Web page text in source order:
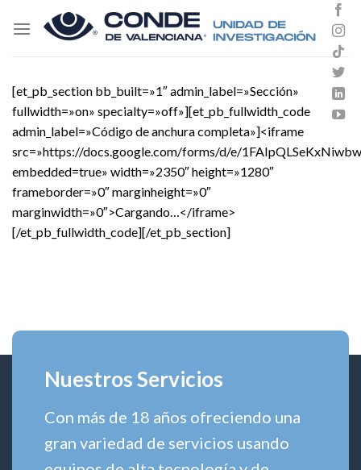
[et_pb_section bb_built=»1″ admin_label=»Sección»
fullwidth=»on» specialty=»off»][et_pb_fullwidth_code
admin_label=»Código de anchura completa»]<iframe
src=»https://docs.google.com/forms/d/e/
embedded=true» width=»2350″ height=»1280″
frameborder=»0″ marginheight=»0″
marginwidth=»0″>Cargando…</iframe>
[/et_pb_fullwidth_code][/et_pb_section]
Nuestros Servicios
Con más de 18 años ofreciendo una
gran variedad de servicios usando